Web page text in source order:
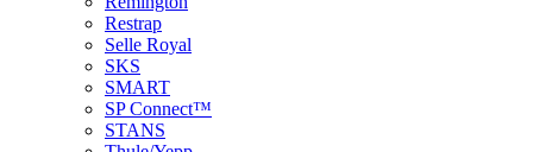
Restrap
Selle Royal
SKS
SMART
SP Connect™
STANS